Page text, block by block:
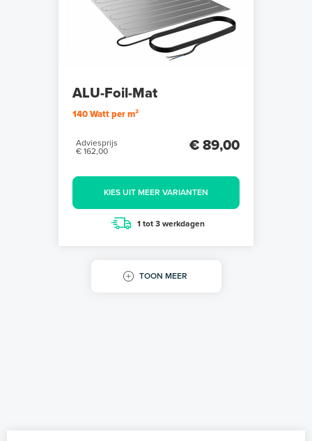
ALU-Foil-Mat
140 Watt per m²
Adviesprijs
€ 162,00
€ 89,00
KIES UIT MEER VARIANTEN
1 tot 3 werkdagen
TOON MEER